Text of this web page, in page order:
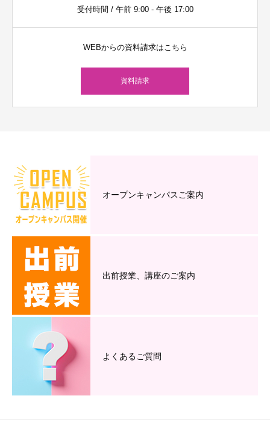
受付時間 / 午前 9:00 - 午後 17:00
WEBからの資料請求はこちら
資料請求
オープンキャンパスご案内
出前授業、講座のご案内
よくあるご質問